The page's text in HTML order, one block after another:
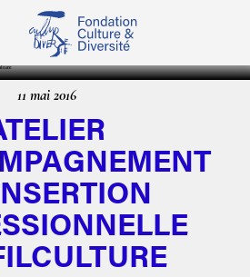
11 mai 2016